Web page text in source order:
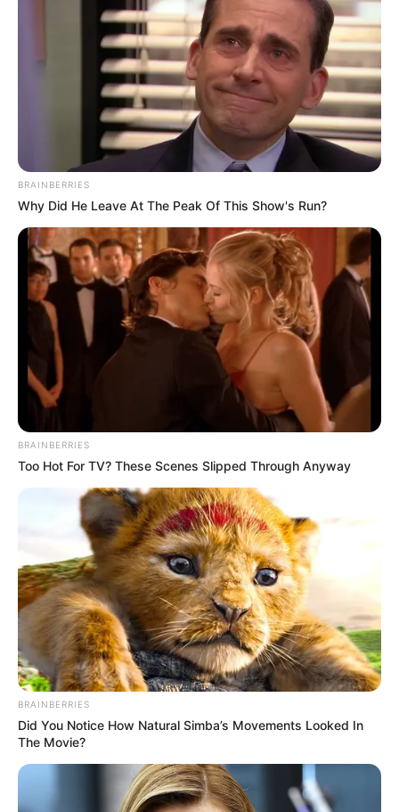
BRAINBERRIES
Why Did He Leave At The Peak Of This Show's Run?
BRAINBERRIES
Too Hot For TV? These Scenes Slipped Through Anyway
BRAINBERRIES
Did You Notice How Natural Simba’s Movements Looked In
The Movie?